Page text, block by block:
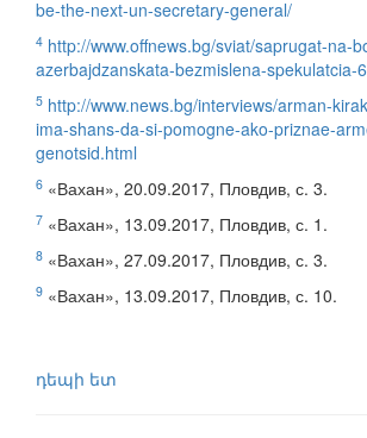
be-the-next-un-secretary-general/
4 http://www.offnews.bg/sviat/saprugat-na-
azerbajdzanskata-bezmislena-spekulatcia-
5 http://www.news.bg/interviews/arman-
ima-shans-da-si-pomogne-ako-priznae-
genotsid.html
6 «Вахан», 20.09.2017, Пловдив, с. 3.
7 «Вахан», 13.09.2017, Пловдив, с. 1.
8 «Вахан», 27.09.2017, Пловдив, с. 3.
9 «Вахан», 13.09.2017, Пловдив, с. 10.
դեպի ետ